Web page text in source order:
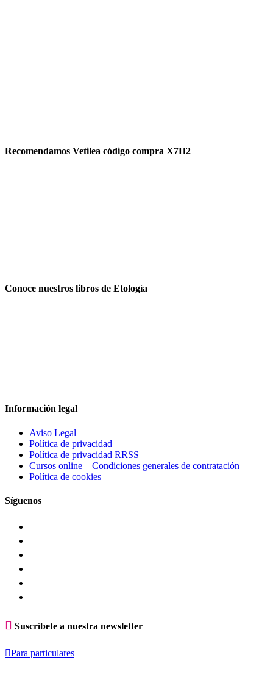
Recomendamos Vetilea código compra X7H2
Conoce nuestros libros de Etología
Información legal
Aviso Legal
Política de privacidad
Política de privacidad RRSS
Cursos online – Condiciones generales de contratación
Política de cookies
Síguenos
 Suscríbete a nuestra newsletter
Para particulares